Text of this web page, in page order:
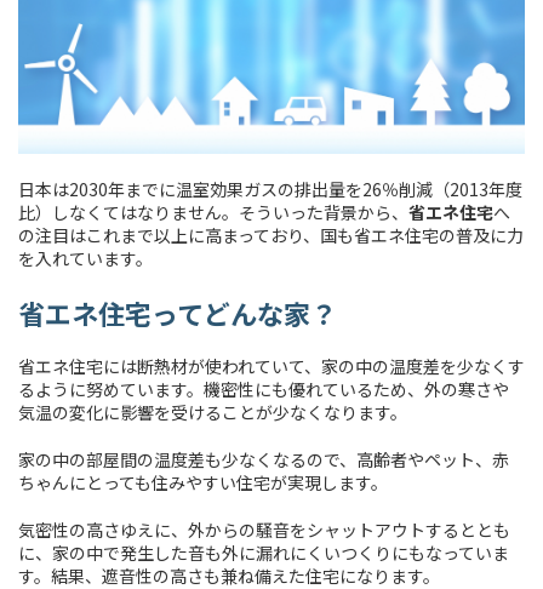
日本は2030年までに温室効果ガスの排出量を26％削減（2013年度
比）しなくてはなりません。そういった背景から、 省エネ住宅へ
の注目はこれまで以上に高まっており、国も省エネ住宅の普及に力
を入れています。
省エネ住宅ってどんな家？
省エネ住宅には断熱材が使われていて、家の中の温度差を少なくす
るように努めています。機密性にも優れているため、外の寒さや
気温の変化に影響を受けることが少なくなります。
家の中の部屋間の温度差も少なくなるので、高齢者やペット、赤
ちゃんにとっても住みやすい住宅が実現します。
気密性の高さゆえに、外からの騒音をシャットアウトするととも
に、家の中で発生した音も外に漏れにくいつくりにもなっていま
す。結果、遮音性の高さも兼ね備えた住宅になります。